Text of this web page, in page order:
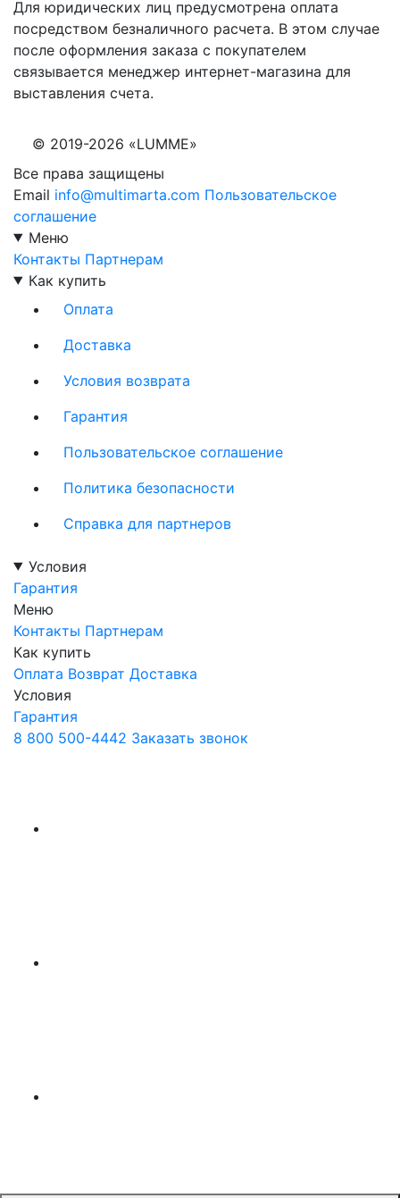
Для юридических лиц предусмотрена оплата
посредством безналичного расчета. В этом случае
после оформления заказа с покупателем
связывается менеджер интернет-магазина для
выставления счета.
© 2019-2026 «LUMME»
Все права защищены
Email info@multimarta.com Пользовательское
соглашение
Меню
Контакты Партнерам
Как купить
Оплата
Доставка
Условия возврата
Гарантия
Пользовательское соглашение
Политика безопасности
Справка для партнеров
Условия
Гарантия
Меню
Контакты Партнерам
Как купить
Оплата Возврат Доставка
Условия
Гарантия
8 800 500-4442 Заказать звонок